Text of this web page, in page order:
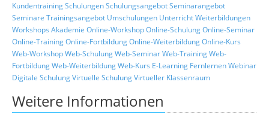
KundentrainingSchulungenSchulungsangebotSeminarangebot
Seminare Trainingsangebot Umschulungen UnterrichtWeiterbildungen
Workshops Akademie Online-WorkshopOnline-SchulungOnline-Seminar
Online-TrainingOnline-FortbildungOnline-WeiterbildungOnline-Kurs
Web-WorkshopWeb-SchulungWeb-SeminarWeb-TrainingWeb-
FortbildungWeb-WeiterbildungWeb-Kurs E-Learning FernlernenWebinar
Digitale SchulungVirtuelle SchulungVirtueller Klassenraum
Weitere Informationen